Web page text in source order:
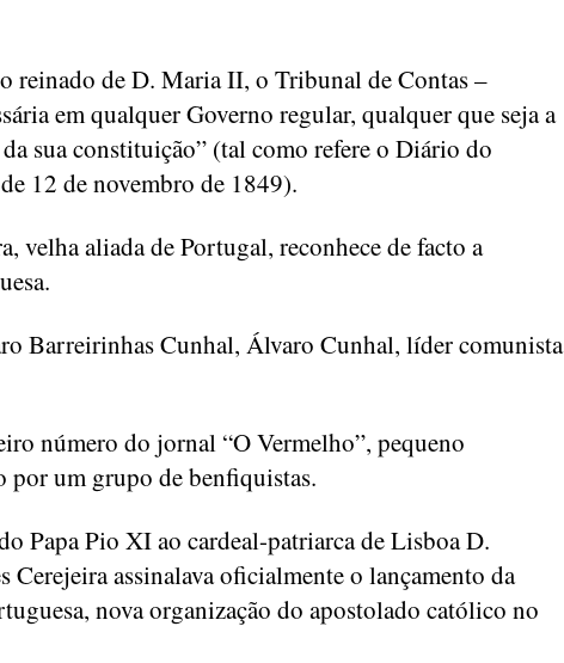
reinado de D. Maria II, o Tribunal de Contas –
em qualquer Governo regular, qualquer que seja a
sua constituição” (tal como refere o Diário do
12 de novembro de 1849).
velha aliada de Portugal, reconhece de facto a
Barreirinhas Cunhal, Álvaro Cunhal, líder comunista
número do jornal “O Vermelho”, pequeno
por um grupo de benfiquistas.
Papa Pio XI ao cardeal-patriarca de Lisboa D.
Cerejeira assinalava oficialmente o lançamento da
nova organização do apostolado católico no